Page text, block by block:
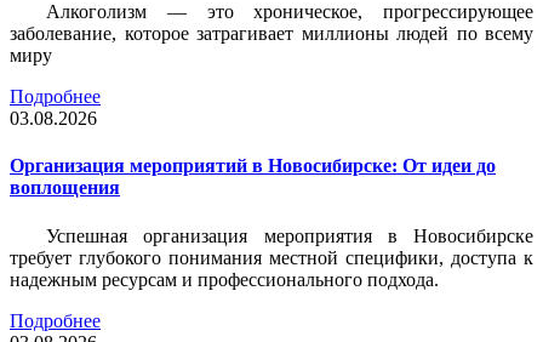
Алкоголизм — это хроническое, прогрессирующее
заболевание, которое затрагивает миллионы людей по всему
миру
Подробнее
03.08.2026
Организация мероприятий в Новосибирске: От идеи до
воплощения
Успешная организация мероприятия в Новосибирске
требует глубокого понимания местной специфики, доступа к
надежным ресурсам и профессионального подхода.
Подробнее